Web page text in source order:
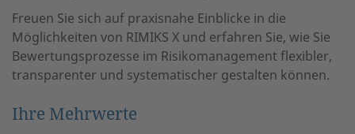
Freuen Sie sich auf praxisnahe Einblicke in die
Möglichkeiten von RIMIKS X und erfahren Sie, wie Sie
Bewertungsprozesse im Risikomanagement flexibler,
transparenter und systematischer gestalten können.
Ihre Mehrwerte